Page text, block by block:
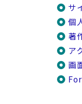
サ
個
著
ア
画